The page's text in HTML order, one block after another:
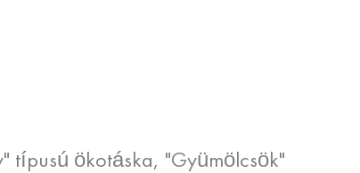
típusú ökotáska, "Gyümölcsök"